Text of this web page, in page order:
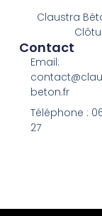
Claustra
Contact
Email:
beton.fr
Téléphone :
27‬